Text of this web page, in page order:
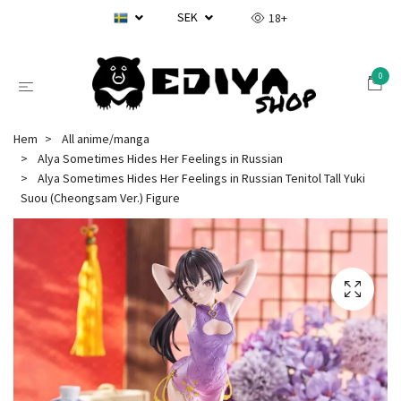
SEK 18+
0
Hem
All anime/manga
Alya Sometimes Hides Her Feelings in Russian
Alya Sometimes Hides Her Feelings in Russian Tenitol Tall Yuki
Suou (Cheongsam Ver.) Figure